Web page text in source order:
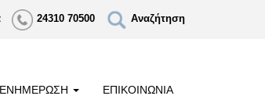
24310 70500 Αναζήτηση
ΕΝΗΜΕΡΩΣΗ ΕΠΙΚΟΙΝΩΝΙΑ